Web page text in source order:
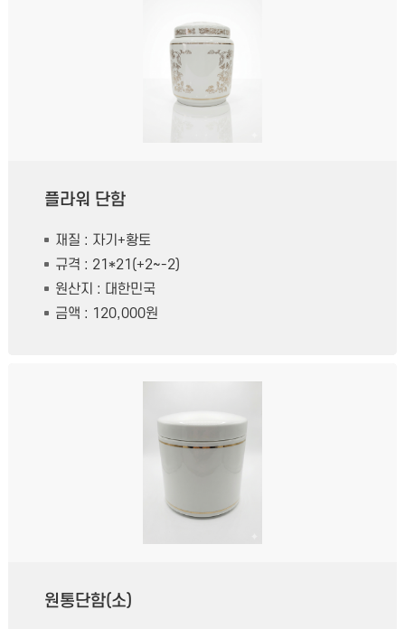
플라워 단함
재질 : 자기+황토
규격 : 21*21(+2~-2)
원산지 : 대한민국
금액 : 120,000원
원통단함(소)